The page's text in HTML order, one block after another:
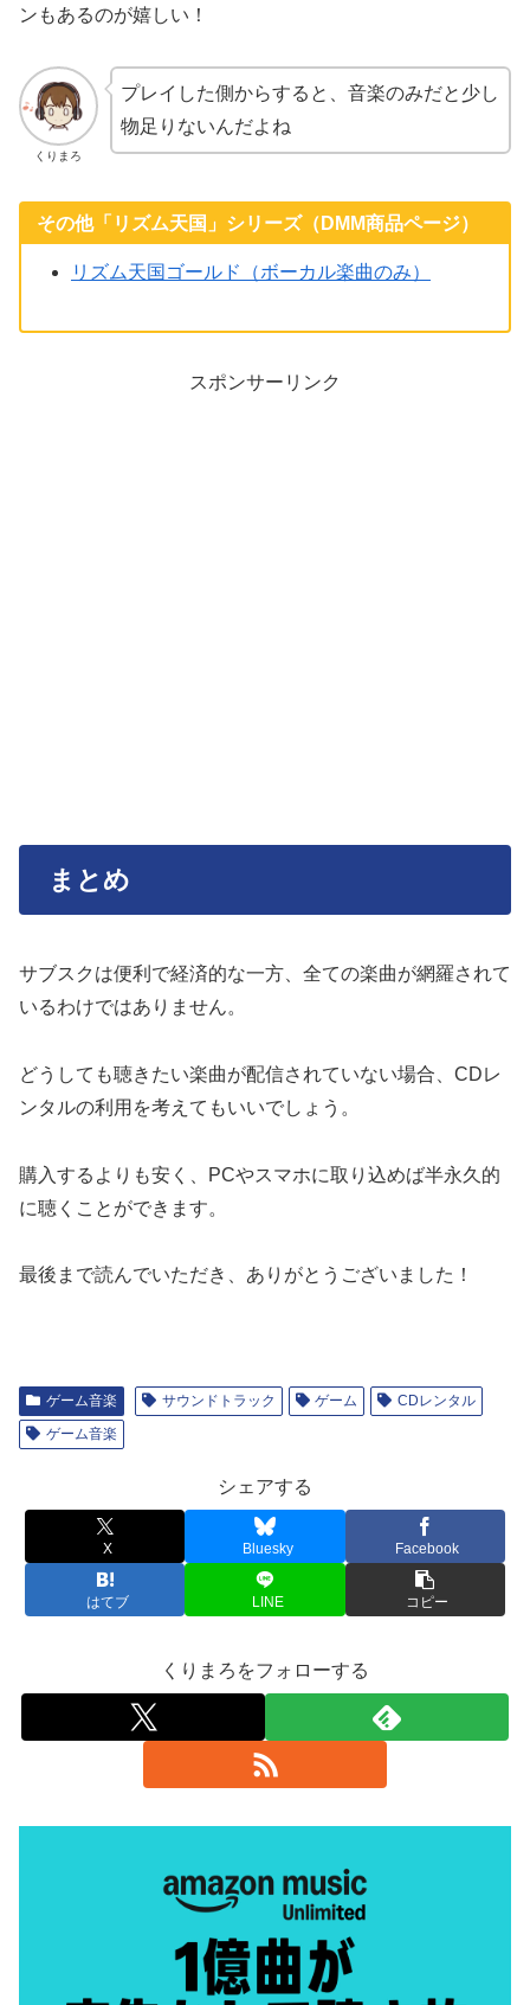
ンもあるのが嬉しい！
くりまろ
プレイした側からすると、音楽のみだと少し
物足りないんだよね
その他「リズム天国」シリーズ（DMM商品ページ）
リズム天国ゴールド（ボーカル楽曲のみ）
スポンサーリンク
まとめ
サブスクは便利で経済的な一方、全ての楽曲が網羅されて
いるわけではありません。
どうしても聴きたい楽曲が配信されていない場合、CDレ
ンタルの利用を考えてもいいでしょう。
購入するよりも安く、PCやスマホに取り込めば半永久的
に聴くことができます。
最後まで読んでいただき、ありがとうございました！
ゲーム音楽 サウンドトラック ゲーム
CDレンタル
ゲーム音楽
シェアする
X Bluesky Facebook
はてブ LINE コピー
くりまろをフォローする